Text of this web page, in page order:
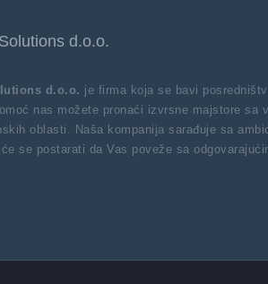
d.o.o.
d.o.o. je firma koja se bavi
nas možete pronaći izvrsne majstore sa
oblasti. Naša kompanija sarađuje sa
se postarati da Vas poveže sa